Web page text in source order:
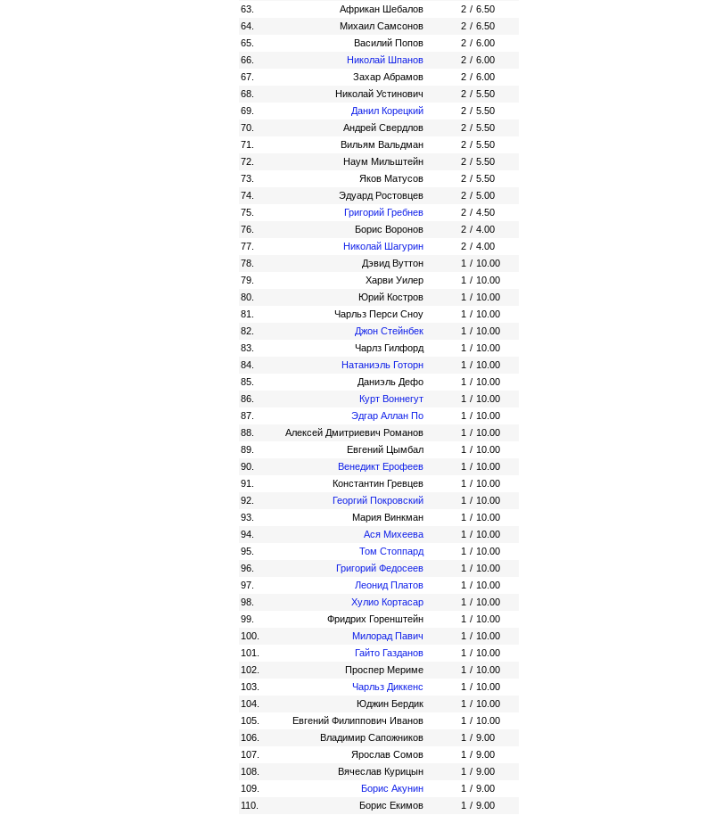
63.
Африкан Шебалов 2 / 6.50
64.
Михаил Самсонов 2 / 6.50
65.
Василий Попов 2 / 6.00
66.
Николай Шпанов 2 / 6.00
67.
Захар Абрамов 2 / 6.00
68.
Николай Устинович 2 / 5.50
69.
Данил Корецкий 2 / 5.50
70.
Андрей Свердлов 2 / 5.50
71.
Вильям Вальдман 2 / 5.50
72.
Наум Мильштейн 2 / 5.50
73.
Яков Матусов 2 / 5.50
74.
Эдуард Ростовцев 2 / 5.00
75.
Григорий Гребнев 2 / 4.50
76.
Борис Воронов 2 / 4.00
77.
Николай Шагурин 2 / 4.00
78.
Дэвид Вуттон 1 / 10.00
79.
Харви Уилер 1 / 10.00
80.
Юрий Костров 1 / 10.00
81.
Чарльз Перси Сноу 1 / 10.00
82.
Джон Стейнбек 1 / 10.00
83.
Чарлз Гилфорд 1 / 10.00
84.
Натаниэль Готорн 1 / 10.00
85.
Даниэль Дефо 1 / 10.00
86.
Курт Воннегут 1 / 10.00
87.
Эдгар Аллан По 1 / 10.00
88.
Алексей Дмитриевич Романов 1 / 10.00
89.
Евгений Цымбал 1 / 10.00
90.
Венедикт Ерофеев 1 / 10.00
91.
Константин Гревцев 1 / 10.00
92.
Георгий Покровский 1 / 10.00
93.
Мария Винкман 1 / 10.00
94.
Ася Михеева 1 / 10.00
95.
Том Стоппард 1 / 10.00
96.
Григорий Федосеев 1 / 10.00
97.
Леонид Платов 1 / 10.00
98.
Хулио Кортасар 1 / 10.00
99.
Фридрих Горенштейн 1 / 10.00
100.
Милорад Павич 1 / 10.00
101.
Гайто Газданов 1 / 10.00
102.
Проспер Мериме 1 / 10.00
103.
Чарльз Диккенс 1 / 10.00
104.
Юджин Бердик 1 / 10.00
105.
Евгений Филиппович Иванов 1 / 10.00
106.
Владимир Сапожников 1 / 9.00
107.
Ярослав Сомов 1 / 9.00
108.
Вячеслав Курицын 1 / 9.00
109.
Борис Акунин 1 / 9.00
110.
Борис Екимов 1 / 9.00